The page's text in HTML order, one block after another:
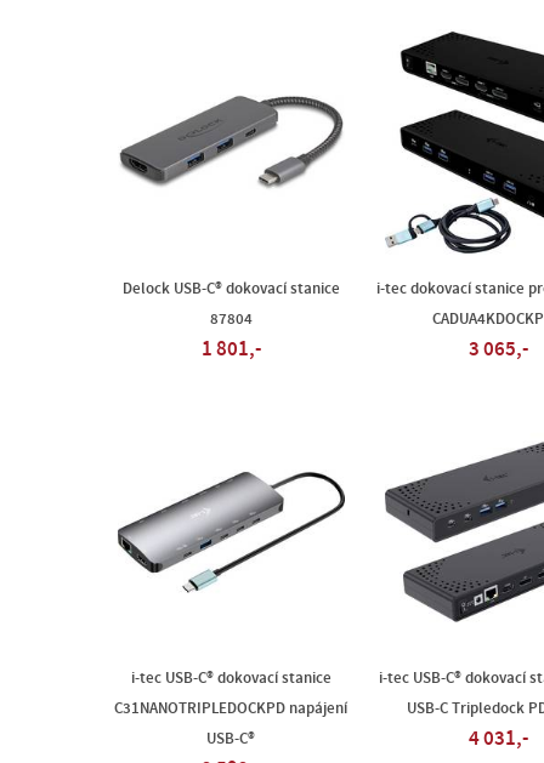
Delock USB-C® dokovací stanice
87804
1 801,-
i-tec dokovací stanice
3 065,-
i-tec USB-C® dokovací stanice
C31NANOTRIPLEDOCKPD napájení
USB-C®
i-tec USB-C® dokovací
USB-C Tripledock
4 031,-